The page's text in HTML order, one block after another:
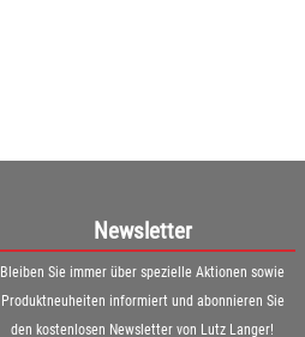
Newsletter
Bleiben Sie immer über spezielle Aktionen sowie
Produktneuheiten informiert und abonnieren Sie
den kostenlosen Newsletter von Lutz Langer!